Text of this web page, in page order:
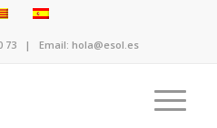
73 | Email:hola@esol.es